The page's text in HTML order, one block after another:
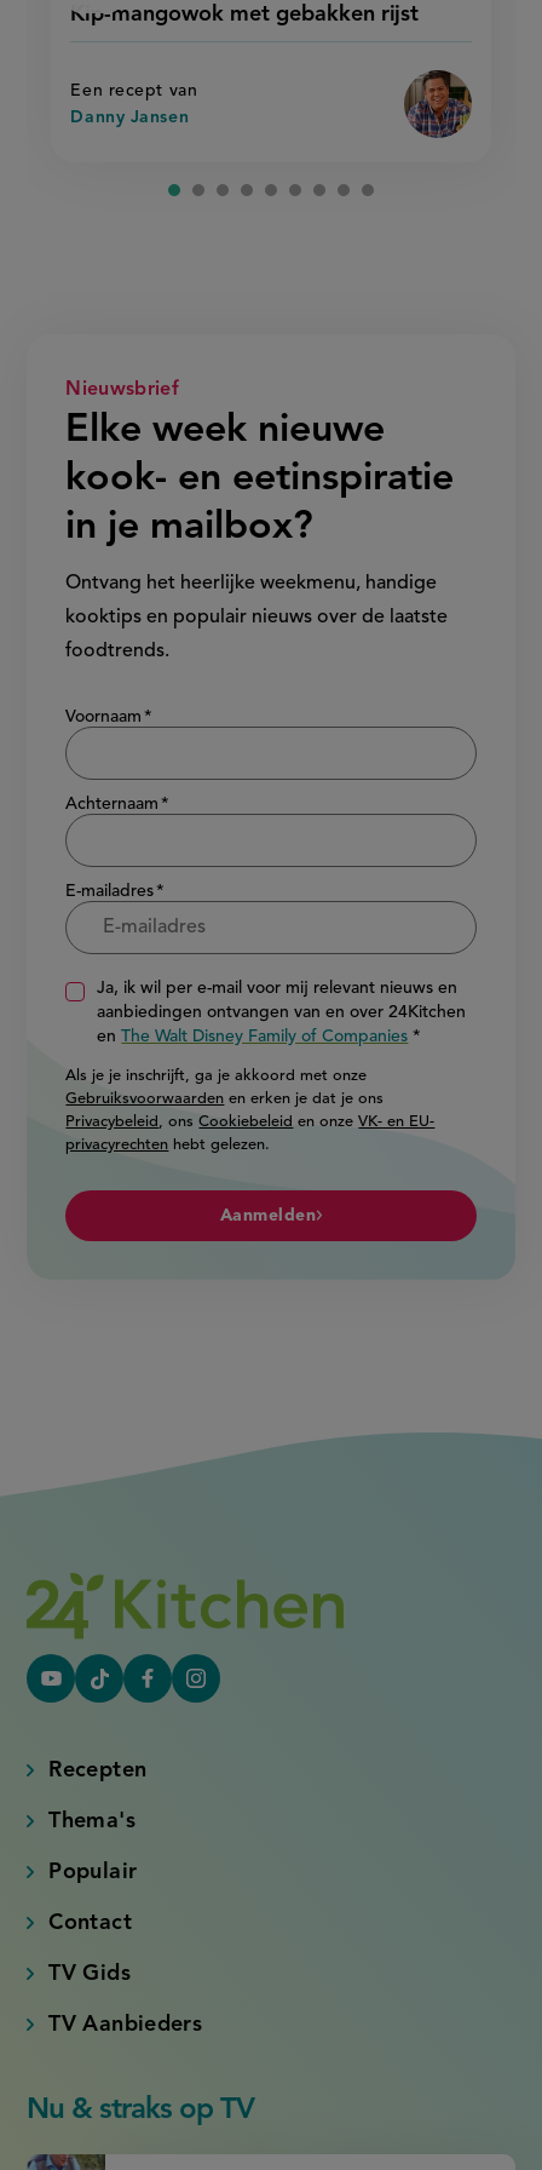
Kip-mangowok met gebakken rijst
met
rijst'
Een recept van
Danny Jansen
recept
mangowok
met
rijst
Nieuwsbrief
Elke week nieuwe
kook- en eetinspiratie
in je mailbox?
Ontvang het heerlijke weekmenu, handige
kooktips en populair nieuws over de laatste
foodtrends.
Show/hide
Voornaam
Achternaam
E-mailadres
Ja, ik wil per e-mail voor mij relevant nieuws en
aanbiedingen ontvangen van en over 24Kitchen
enThe Walt Disney Family of Companies
Als je je inschrijft, ga je akkoord met onze
Gebruiksvoorwaarden en erken je dat je ons
Privacybeleid , onsCookiebeleid en onzeVK- en EU-
privacyrechten hebt gelezen.
Aanmelden
YouTube
link)
Tiktok
link)
FacebookInstagram
Recepten
Thema's
Populair
Contact
TV Gids
TV Aanbieders
Nu & straks op TV